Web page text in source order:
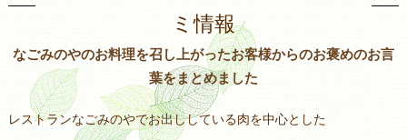
なごみのやのお料理を召し上がったお客様からのお褒めのお言
葉をまとめました
ミ情報
レストランなごみのやでお出ししている肉を中心とした